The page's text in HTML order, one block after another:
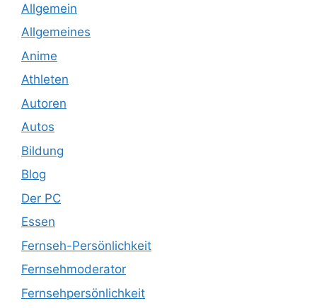
Allgemein
Allgemeines
Anime
Athleten
Autoren
Autos
Bildung
Blog
Der PC
Essen
Fernseh-Persönlichkeit
Fernsehmoderator
Fernsehpersönlichkeit